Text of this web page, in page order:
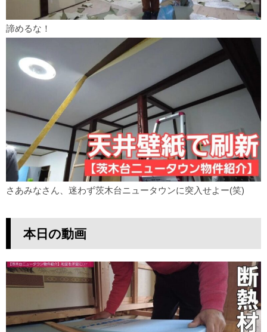
諦めるな！
さあみなさん、迷わず茨木台ニュータウンに突入せよー(笑)
本日の動画